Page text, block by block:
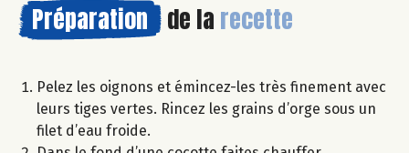
Préparation de la recette
Pelez les oignons et émincez-les très finement avec
leurs tiges vertes. Rincez les grains d’orge sous un
filet d’eau froide.